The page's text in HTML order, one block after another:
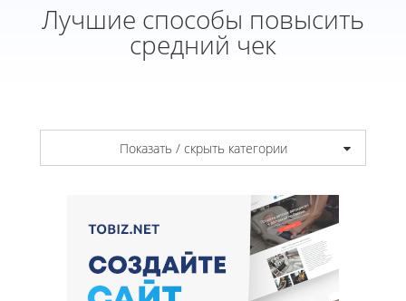
Лучшие способы повысить
средний чек
Показать / скрыть категории